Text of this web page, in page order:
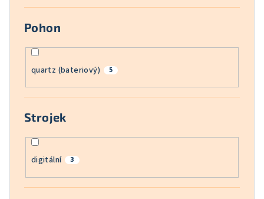
Pohon
quartz (bateriový) 5
Strojek
digitální 3